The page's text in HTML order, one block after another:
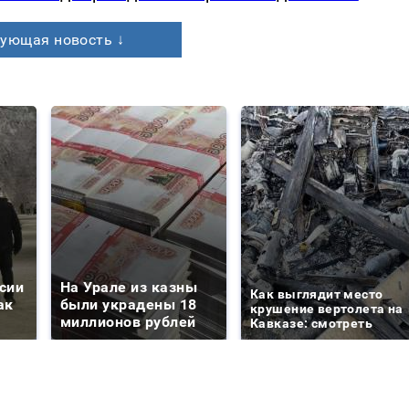
новость ↓
На Урале из казны
были украдены 18
миллионов рублей
Как выглядит место
крушение вертолета на
Кавказе: смотреть